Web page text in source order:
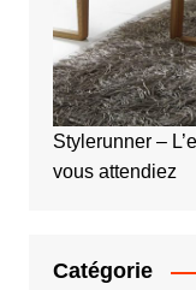
Stylerunner –
vous attendiez
Catégorie